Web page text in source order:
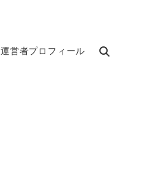
運営者プロフィール